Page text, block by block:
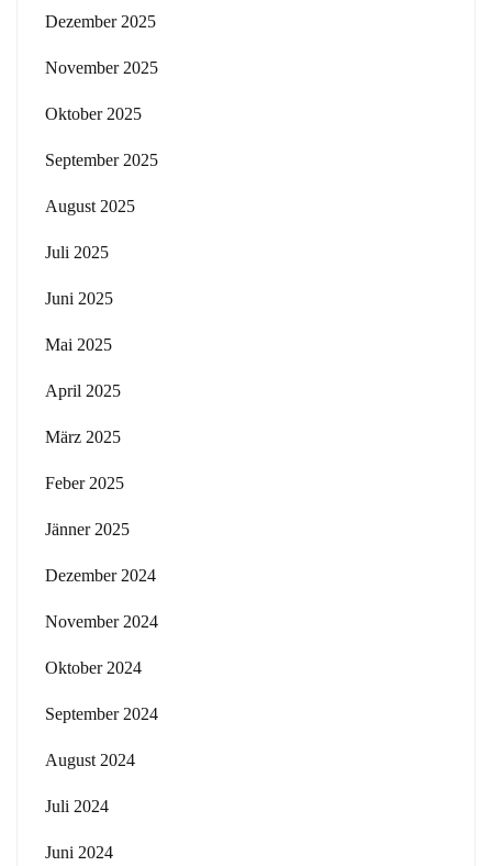
Dezember 2025
November 2025
Oktober 2025
September 2025
August 2025
Juli 2025
Juni 2025
Mai 2025
April 2025
März 2025
Feber 2025
Jänner 2025
Dezember 2024
November 2024
Oktober 2024
September 2024
August 2024
Juli 2024
Juni 2024